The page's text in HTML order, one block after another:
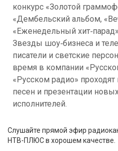
конкурс «Золотой
«Дембельский альбом,
«Еженедельный
Звезды шоу‑бизнеса и
писатели и светские
время в компании
«Русском радио»
песен и презентации
исполнителей.
Слушайте прямой эфир
НТВ-ПЛЮС в хорошем качестве.